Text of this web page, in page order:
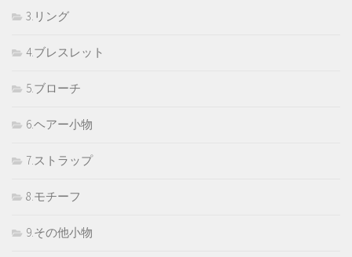
3.リング
4.ブレスレット
5.ブローチ
6.ヘアー小物
7.ストラップ
8.モチーフ
9.その他小物